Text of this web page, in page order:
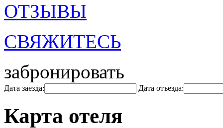
ОТЗЫВЫ
СВЯЖИТЕСЬ
забронировать
Дата заезда: Дата отъезда:
Карта отеля